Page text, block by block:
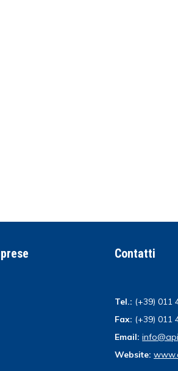
Contatti
Tel.: (+39) 011
Fax: (+39) 011
Email:
Website: